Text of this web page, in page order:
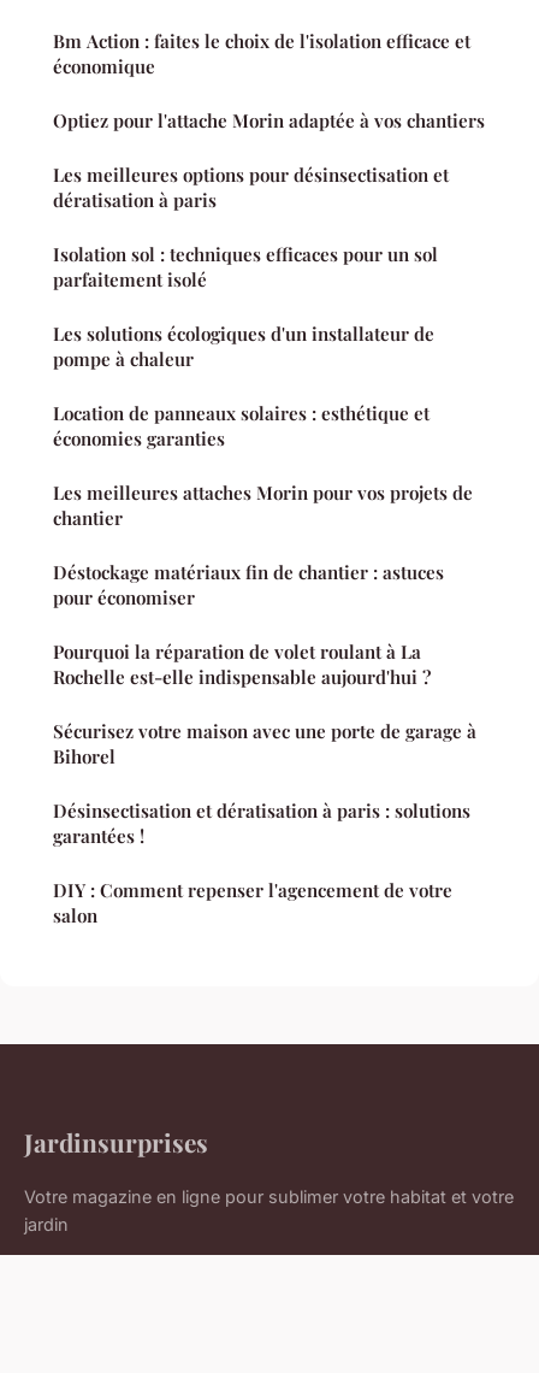
Bm Action : faites le choix de l'isolation efficace et
économique
Optiez pour l'attache Morin adaptée à vos chantiers
Les meilleures options pour désinsectisation et
dératisation à paris
Isolation sol : techniques efficaces pour un sol
parfaitement isolé
Les solutions écologiques d'un installateur de
pompe à chaleur
Location de panneaux solaires : esthétique et
économies garanties
Les meilleures attaches Morin pour vos projets de
chantier
Déstockage matériaux fin de chantier : astuces
pour économiser
Pourquoi la réparation de volet roulant à La
Rochelle est-elle indispensable aujourd'hui ?
Sécurisez votre maison avec une porte de garage à
Bihorel
Désinsectisation et dératisation à paris : solutions
garantées !
DIY : Comment repenser l'agencement de votre
salon
Jardinsurprises
Votre magazine en ligne pour sublimer votre habitat et votre
jardin